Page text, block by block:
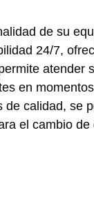
de su
24/7,
atender
en
de calidad, se
el cambio de